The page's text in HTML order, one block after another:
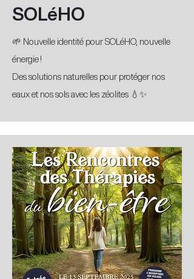
SOLéHO
🌱 Nouvelle identité pour SOLéHO, nouvelle
énergie !
Des solutions naturelles pour protéger nos
eaux et nos sols avec les zéolites 💧✨